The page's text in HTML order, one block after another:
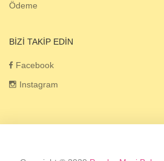
Ödeme
BIZI TAKIP EDIN
Facebook
Instagram